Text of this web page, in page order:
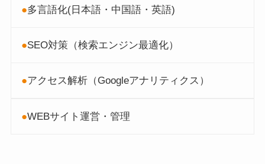
●多言語化(日本語・中国語・英語)
●SEO対策（検索エンジン最適化）
●アクセス解析（Googleアナリティクス）
●WEBサイト運営・管理